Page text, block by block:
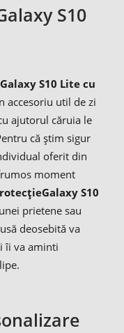
S10
S10 Lite cu
accesoriu util de zi
ajutorul căruia le
că știm sigur
oferit din
moment
Galaxy S10
prietene sau
deosebită va
îi va aminti